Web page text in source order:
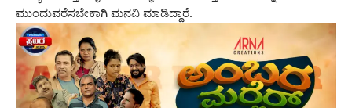
ಮುಂದುವರೆಸಬೇಕಾಗಿ ಮನವಿ ಮಾಡಿದ್ದಾರೆ.